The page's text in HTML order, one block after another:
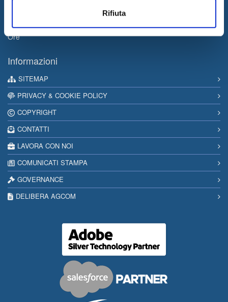
Rifiuta
Internet & Idee tra le "Aziende Stelle del Sud 2026" di Il Sole 24
Ore
Informazioni
SITEMAP
PRIVACY & COOKIE POLICY
COPYRIGHT
CONTATTI
LAVORA CON NOI
COMUNICATI STAMPA
GOVERNANCE
DELIBERA AGCOM